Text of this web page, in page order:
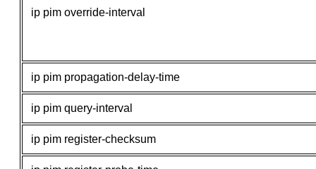
ip pim override-interval
ip pim propagation-delay-time
ip pim query-interval
ip pim register-checksum